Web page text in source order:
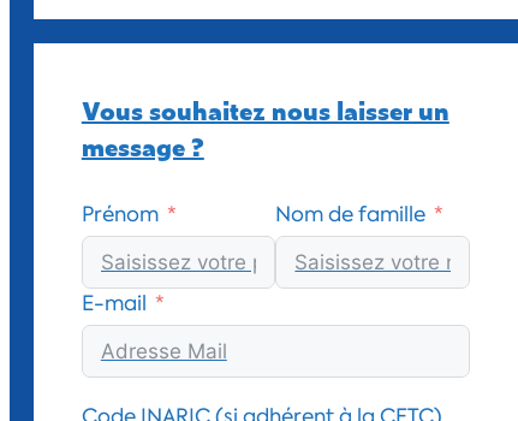
Vous souhaitez nous laisser un
message ?
Prénom Nom de famille
E-mail